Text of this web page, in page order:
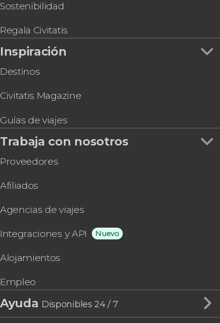
Sostenibilidad
Regala Civitatis
Inspiración
Destinos
Civitatis Magazine
Guías de viajes
Trabaja con nosotros
Proveedores
Afiliados
Agencias de viajes
Integraciones y API Nuevo
Alojamientos
Empleo
Ayuda Disponibles 24 / 7